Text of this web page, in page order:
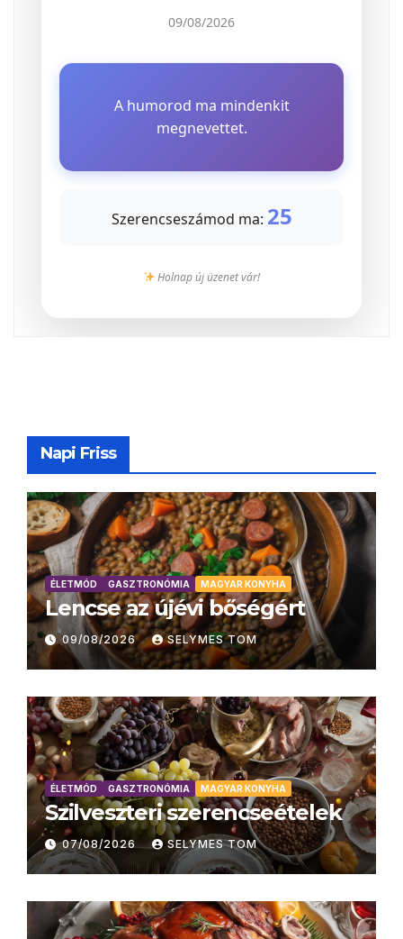
09/08/2026
A humorod ma mindenkit
megnevettet.
Szerencseszámod ma: 25
Holnap új üzenet vár!
Napi Friss
ÉLETMÓD GASZTRONÓMIA MAGYAR KONYHA
Lencse az újévi bőségért
09/08/2026 SELYMES TOM
ÉLETMÓD GASZTRONÓMIA MAGYAR KONYHA
Szilveszteri szerencseételek
07/08/2026 SELYMES TOM